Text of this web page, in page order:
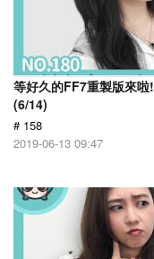
等好久的FF7重製版來
(6/14)
# 158
2019-06-13 09:47